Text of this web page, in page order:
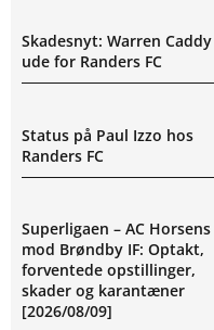
Skadesnyt: Warren Caddy
ude for Randers FC
Status på Paul Izzo hos
Randers FC
Superligaen – AC Horsens
mod Brøndby IF: Optakt,
forventede opstillinger,
skader og karantæner
[2026/08/09]